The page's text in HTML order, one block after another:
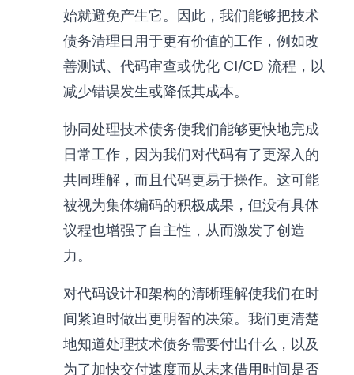
始就避免产生它。因此，我们能够把技术
债务清理日用于更有价值的工作，例如改
善测试、代码审查或优化 CI/CD 流程，以
减少错误发生或降低其成本。
协同处理技术债务使我们能够更快地完成
日常工作，因为我们对代码有了更深入的
共同理解，而且代码更易于操作。这可能
被视为集体编码的积极成果，但没有具体
议程也增强了自主性，从而激发了创造
力。
对代码设计和架构的清晰理解使我们在时
间紧迫时做出更明智的决策。我们更清楚
地知道处理技术债务需要付出什么，以及
为了加快交付速度而从未来借用时间是否